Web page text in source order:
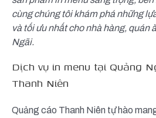
cùng chúng tôi khám phá những
và tối ưu nhất cho nhà hàng, quán
Ngãi.
Dịch vụ in menu tại Quảng
Thanh Niên
Quảng cáo Thanh Niên tự hào